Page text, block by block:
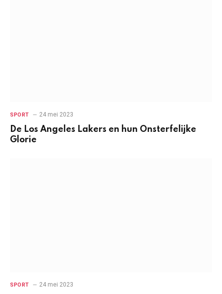
SPORT 24 mei 2023
De Los Angeles Lakers en hun Onsterfelijke
Glorie
SPORT 24 mei 2023